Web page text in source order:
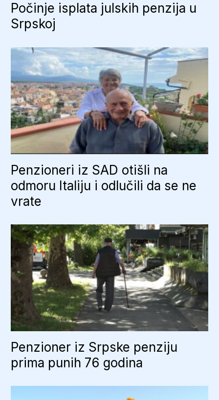
Počinje isplata julskih penzija u
Srpskoj
Penzioneri iz SAD otišli na
odmoru Italiju i odlučili da se ne
vrate
Penzioner iz Srpske penziju
prima punih 76 godina